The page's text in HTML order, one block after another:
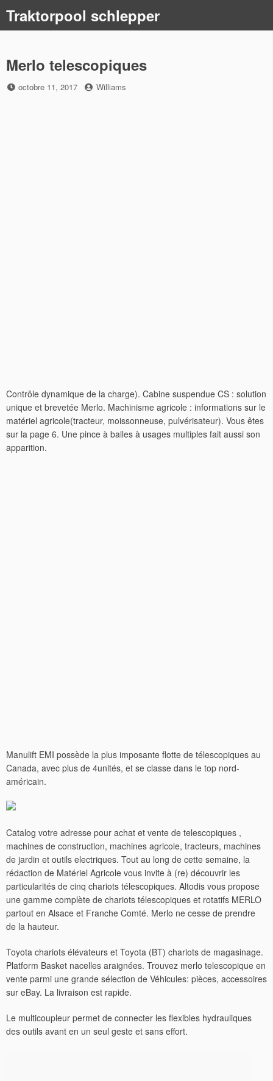
content
Traktorpool schlepper
Merlo telescopiques
Posted
octobre 11, 2017 by
Williams
Contrôle dynamique de la charge). Cabine suspendue CS : solution
unique et brevetée Merlo. Machinisme agricole : informations sur le
matériel agricole(tracteur, moissonneuse, pulvérisateur). Vous êtes
sur la page 6. Une pince à balles à usages multiples fait aussi son
apparition.
Manulift EMI possède la plus imposante flotte de télescopiques au
Canada, avec plus de 4unités, et se classe dans le top nord-
américain.
Catalog votre adresse pour achat et vente de telescopiques ,
machines de construction, machines agricole, tracteurs, machines
de jardin et outils electriques. Tout au long de cette semaine, la
rédaction de Matériel Agricole vous invite à (re) découvrir les
particularités de cinq chariots télescopiques. Altodis vous propose
une gamme complète de chariots télescopiques et rotatifs MERLO
partout en Alsace et Franche Comté. Merlo ne cesse de prendre
de la hauteur.
Toyota chariots élévateurs et Toyota (BT) chariots de magasinage.
Platform Basket nacelles araignées. Trouvez merlo telescopique en
vente parmi une grande sélection de Véhicules: pièces, accessoires
sur eBay. La livraison est rapide.
Le multicoupleur permet de connecter les flexibles hydrauliques
des outils avant en un seul geste et sans effort.